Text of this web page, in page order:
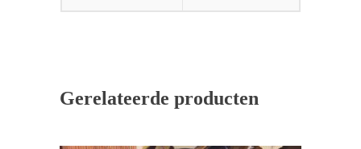
Gerelateerde producten